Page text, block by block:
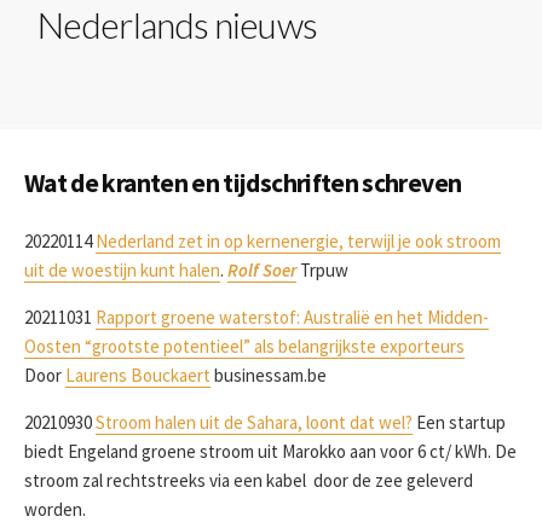
Nederlands nieuws
Wat de kranten en tijdschriften schreven
20220114Nederland zet in op kernenergie, terwijl je ook stroom
uit de woestijn kunt halen. Rolf SoerTrpuw
20211031 Rapport groene waterstof: Australië en het Midden-
Oosten “grootste potentieel” als belangrijkste exporteurs
Door Laurens Bouckaert businessam.be
20210930Stroom halen uit de Sahara, loont dat wel? Een startup
biedt Engeland groene stroom uit Marokko aan voor 6 ct/ kWh. De
stroom zal rechtstreeks via een kabel door de zee geleverd
worden.